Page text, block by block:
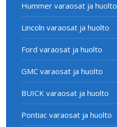
Hummer varaosat ja huolto
Lincoln varaosat ja huolto
Ford varaosat ja huolto
GMC varaosat ja huolto
BUICK varaosat ja huolto
Pontiac varaosat ja huolto